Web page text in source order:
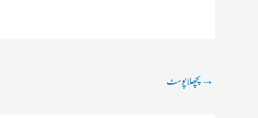
→پچھلا پوسٹ